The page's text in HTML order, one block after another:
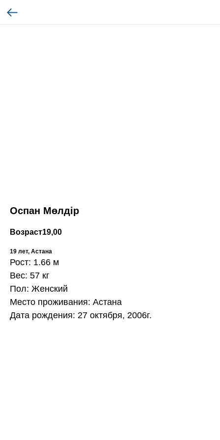
Оспан Мөлдір
Возраст19,00
19 лет, Астана
Рост: 1.66 м
Вес: 57 кг
Пол: Женский
Место проживания: Астана
Дата рождения: 27 октября, 2006г.